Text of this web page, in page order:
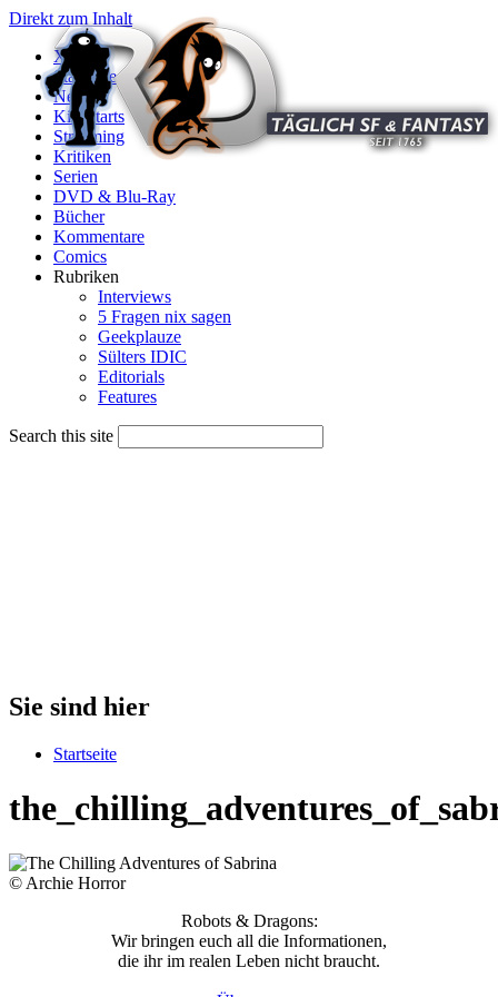
Direkt zum Inhalt
X
Startseite
News
Kinostarts
Streaming
Kritiken
Serien
DVD & Blu-Ray
Bücher
Kommentare
Comics
Rubriken
Interviews
5 Fragen nix sagen
Geekplauze
Sülters IDIC
Editorials
Features
Search this site
Sie sind hier
Startseite
© Archie Horror
Robots & Dragons:
Wir bringen euch all die Informationen,
die ihr im realen Leben nicht braucht.